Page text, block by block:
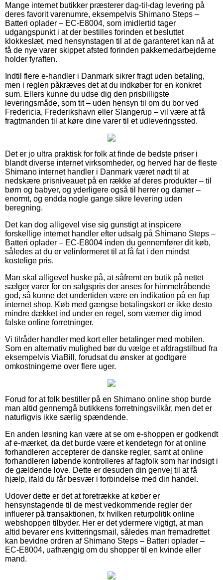
Mange internet butikker præsterer dag-til-dag levering på
deres favorit varenumre, eksempelvis Shimano Steps –
Batteri oplader – EC-E8004, som imidlertid tager
udgangspunkt i at der bestilles forinden et besluttet
klokkeslæt, med hensynstagen til at de garanteret kan nå at
få de nye varer skippet afsted forinden pakkemedarbejderne
holder fyraften.
Indtil flere e-handler i Danmark sikrer fragt uden betaling,
men i reglen påkræves det at du indkøber for en konkret
sum. Ellers kunne du udse dig den prisbilligste
leveringsmåde, som tit – uden hensyn til om du bor ved
Fredericia, Frederikshavn eller Slangerup – vil være at få
fragtmanden til at køre dine varer til et udleveringssted.
Det er jo ultra praktisk for folk at finde de bedste priser i
blandt diverse internet virksomheder, og herved har de fleste
Shimano internet handler i Danmark været nødt til at
nedskære prisniveauet på en række af deres produkter – til
børn og babyer, og yderligere også til herrer og damer –
enormt, og endda nogle gange sikre levering uden
beregning.
Det kan dog alligevel vise sig gunstigt at inspicere
forskellige internet handler efter udsalg på Shimano Steps –
Batteri oplader – EC-E8004 inden du gennemfører dit køb,
således at du er velinformeret til at få fat i den mindst
kostelige pris.
Man skal alligevel huske på, at såfremt en butik på nettet
sælger varer for en salgspris der anses for himmelråbende
god, så kunne det undertiden være en indikation på en fup
internet shop. Køb med gængse betalingskort er ikke desto
mindre dækket ind under en regel, som værner dig imod
falske online forretninger.
Vi tilråder handler med kort eller betalinger med mobilen.
Som en alternativ mulighed bør du vælge et afdragstilbud fra
eksempelvis ViaBill, forudsat du ønsker at godtgøre
omkostningerne over flere uger.
Forud for at folk bestiller på en Shimano online shop burde
man altid gennemgå butikkens forretningsvilkår, men det er
naturligvis ikke særlig spændende.
En anden løsning kan være at se om e-shoppen er godkendt
af e-mærket, da det burde være et kendetegn for at online
forhandleren accepterer de danske regler, samt at online
forhandleren løbende kontrolleres af fagfolk som har indsigt i
de gældende love. Dette er desuden din genvej til at få
hjælp, ifald du får besvær i forbindelse med din handel.
Udover dette er det at foretrække at køber er
hensynstagende til de mest vedkommende regler der
influerer på transaktionen, fx hvilken returpolitik online
webshoppen tilbyder. Her er det ydermere vigtigt, at man
altid bevarer ens kvitteringsmail, således man fremadrettet
kan bevidne ordren af Shimano Steps – Batteri oplader –
EC-E8004, uafhængig om du shopper til en kvinde eller
mand.